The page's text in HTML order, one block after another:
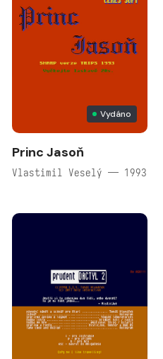
Vydáno
Princ Jasoň
Vlastimil Veselý — 1993